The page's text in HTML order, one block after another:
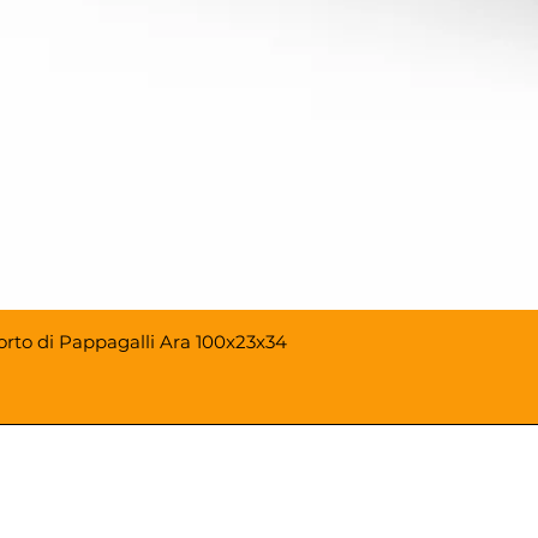
di Pappagalli Ara 100x23x34